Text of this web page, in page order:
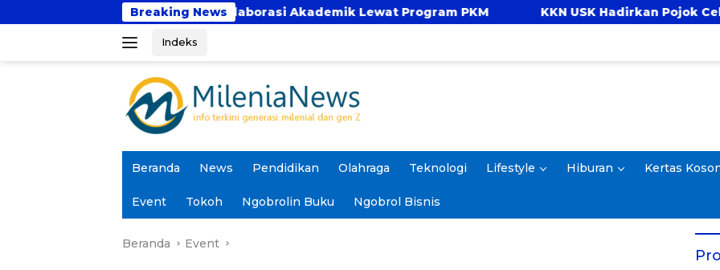
ke
Breaking News
Perkuat Kolaborasi Akademik Lewat Program PKM KKN USK Hadirkan Pojok Celengan, Ajarkan
Indeks
Beranda News Pendidikan Olahraga Teknologi Lifestyle Hiburan Kertas
Event Tokoh Ngobrolin Buku Ngobrol Bisnis
Beranda Event